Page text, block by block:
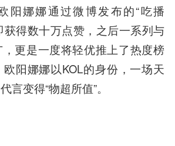
阳娜娜通过微博发布的“吃播
获得数十万点赞，之后一系列与
更是一度将轻优推上了热度榜
阳娜娜以KOL的身份，一场天
言变得“物超所值”。